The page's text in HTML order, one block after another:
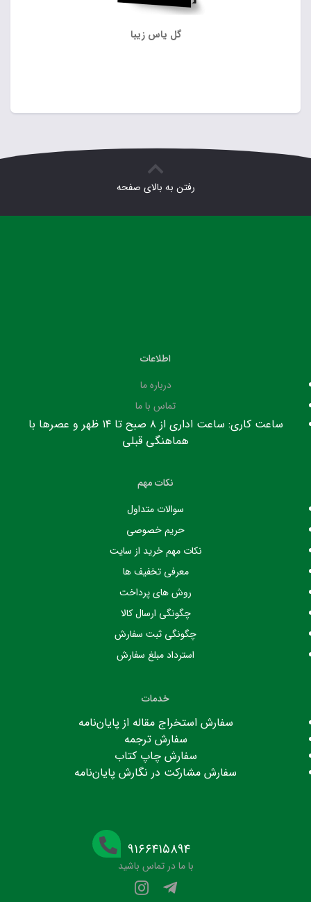
گل یاس زیبا
رفتن به بالای صفحه
اطلاعات
درباره ما
تماس با ما
ساعت کاری: ساعت اداری از ۸ صبح تا ۱۴ ظهر و عصرها با
هماهنگی قبلی
نکات مهم
سوالات متداول
حریم خصوصی
نکات مهم خرید از سایت
معرفی تخفیف ها
روش های پرداخت
چگونگی ارسال کالا
چگونگی ثبت سفارش
استرداد مبلغ سفارش
خدمات
سفارش استخراج مقاله از پایان‌نامه
سفارش ترجمه
سفارش چاپ کتاب
سفارش مشارکت در نگارش پایان‌نامه
۹۱۶۶۴۱۵۸۹۴
با ما در تماس باشید